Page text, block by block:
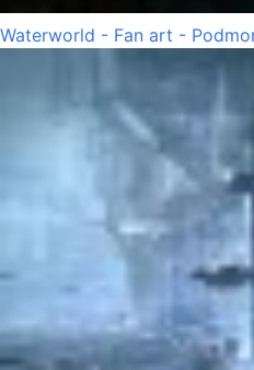
Waterworld - Fan art -